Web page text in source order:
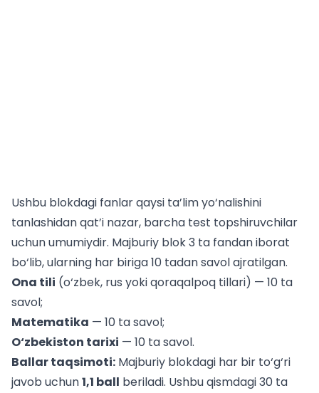
Ushbu blokdagi fanlar qaysi ta’lim yo‘nalishini
tanlashidan qat’i nazar, barcha test topshiruvchilar
uchun umumiydir. Majburiy blok 3 ta fandan iborat
bo‘lib, ularning har biriga 10 tadan savol ajratilgan.
Ona tili (o‘zbek, rus yoki qoraqalpoq tillari) — 10 ta
savol;
Matematika — 10 ta savol;
O‘zbekiston tarixi — 10 ta savol.
Ballar taqsimoti: Majburiy blokdagi har bir to‘g‘ri
javob uchun1,1 ball beriladi. Ushbu qismdagi 30 ta